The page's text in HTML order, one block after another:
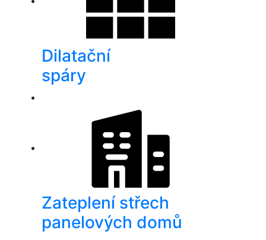
Dilatační
spáry
Zateplení střech
panelových domů